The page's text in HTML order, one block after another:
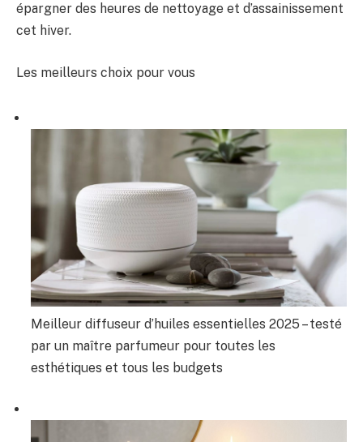
épargner des heures de nettoyage et d’assainissement
cet hiver.
Les meilleurs choix pour vous
Meilleur diffuseur d’huiles essentielles 2025 – testé
par un maître parfumeur pour toutes les
esthétiques et tous les budgets